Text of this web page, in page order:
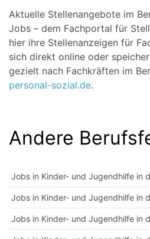
Aktuelle Stellenangebote im
Jobs – dem Fachportal für
hier ihre Stellenanzeigen für
sich direkt online oder
gezielt nach Fachkräften im
personal-sozial.de.
Andere
Jobs in Kinder- und Jugendhilfe in
Jobs in Kinder- und Jugendhilfe in
Jobs in Kinder- und Jugendhilfe in